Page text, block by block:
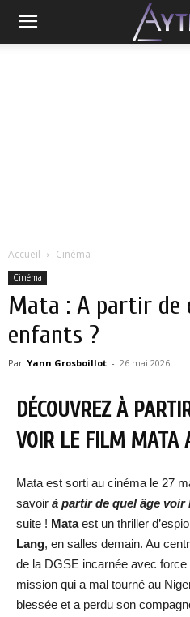
Accueil Cinéma
Cinéma
Mata : A partir de
enfants ?
Par Yann Grosboillot - 26 mai 2026
DÉCOUVREZ À
VOIR LE FILM MATA
Mata est sorti au cinéma le 27
savoir à partir de quel âge voir
suite ! Mataest un thriller
Lang, en salles demain. Au
de la DGSE incarnée avec force
mission qui a mal tourné au
blessée et a perdu son